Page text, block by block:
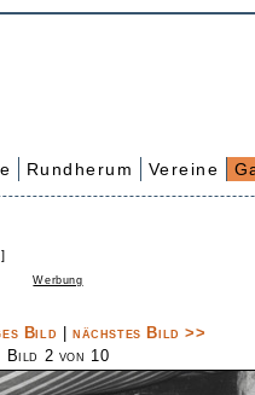
Rundherum Vereine
Werbung
Bild
nächstes Bild >>
Bild 2 von 10